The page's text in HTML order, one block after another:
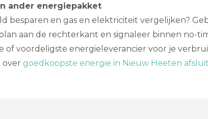
ander energiepakket
besparen en gas en elektriciteit vergelijken?
aan de rechterkant en signaleer binnen no-
of voordeligste energieleverancier voor je
over goedkoopste energie in Nieuw Heeten